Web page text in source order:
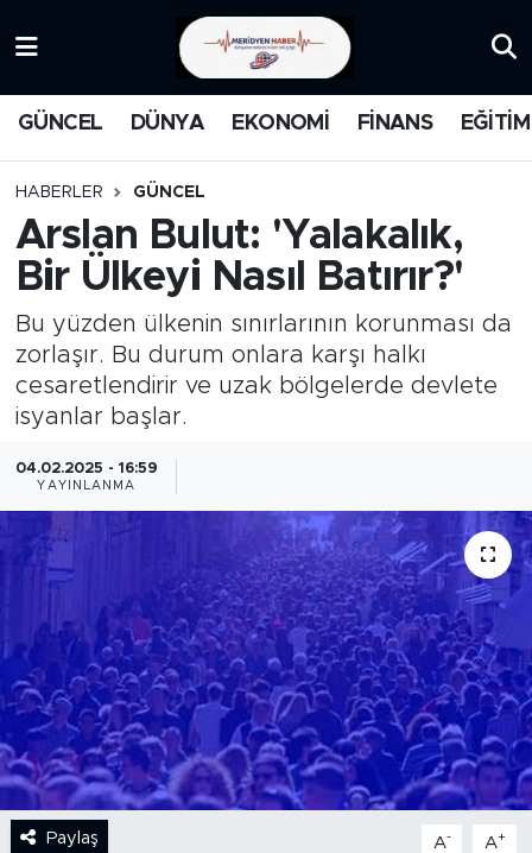
GÜNCEL DÜNYA EKONOMİ FİNANS EĞİTİM
HABERLER GÜNCEL
Arslan Bulut: 'Yalakalık,
Bir Ülkeyi Nasıl Batırır?'
Bu yüzden ülkenin sınırlarının korunması da
zorlaşır. Bu durum onlara karşı halkı
cesaretlendirir ve uzak bölgelerde devlete
isyanlar başlar.
04.02.2025 - 16:59
YAYINLANMA
Paylaş A- A+
MEDYA
FİNANS
DÜNYA
KARİKATÜR
BİLİM-TEKNOLOJİ
RÖPÖRTAJ
ANALİZ
NOSTALJİ
KULİS
Trafik Durumu
Süper Lig Puan Durumu ve Fikstür
Tüm Manşetler
Haber Arşivi